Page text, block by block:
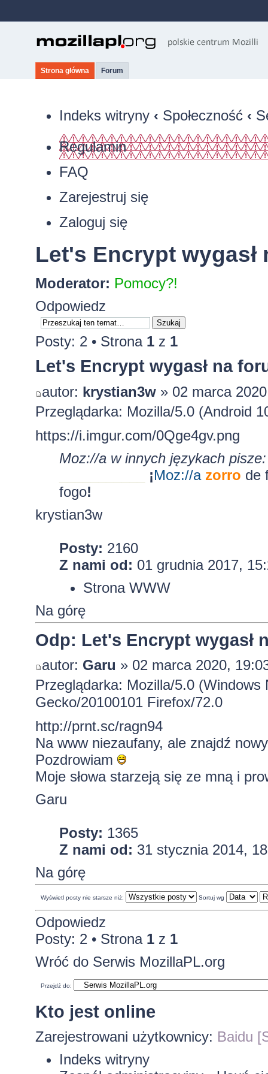
Strona główna Forum
Indeks witryny ‹ Społeczność ‹
Regulamin
FAQ
Zarejestruj się
Zaloguj się
Let's Encrypt
Moderator: Pomocy?!
Odpowiedz
Posty: 2 • Strona 1z 1
Let's Encrypt wygasł na
autor: krystian3w» 02 marca
Przeglądarka: Mozilla/5.0 (Android
https://i.imgur.com/0Qge4gv.png
Moz://a w innych językach pisze:
¡Moz://a zorro de
fogo!
krystian3w
Posty: 2160
Z nami od: 01 grudnia 2017,
Strona WWW
Na górę
Odp: Let's Encrypt wygasł
autor: Garu » 02 marca 2020,
Przeglądarka: Mozilla/5.0
Gecko/20100101 Firefox/72.0
http://prnt.sc/ragn94
Na www niezaufany, ale znajdź
Pozdrowiam
Moje słowa starzeją się ze mną i
Garu
Posty: 1365
Z nami od: 31 stycznia 2014,
Na górę
Wyświetl posty nie starsze niż: Sortuj wg
Odpowiedz
Posty: 2 • Strona 1z 1
Wróć do Serwis MozillaPL.org
Przejdź do:
Kto jest online
Zarejestrowani użytkownicy: Baidu
Indeks witryny